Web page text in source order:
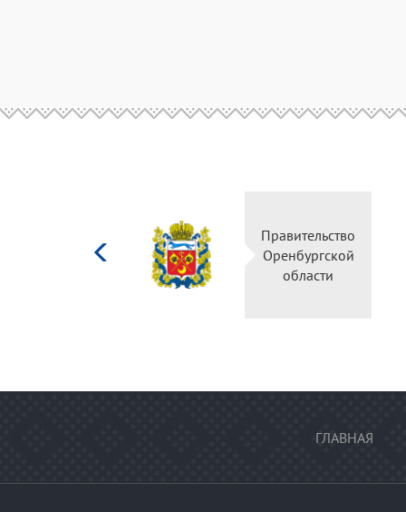
Правительство
Оренбургской
области
ГЛАВНАЯ